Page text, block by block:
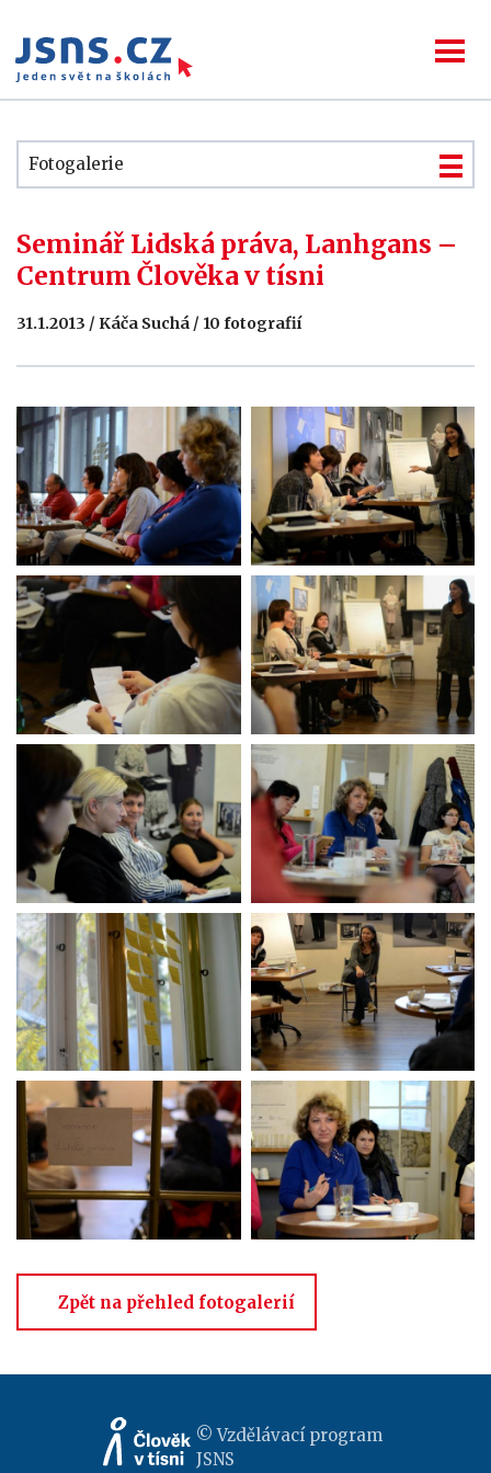
Fotogalerie
Seminář Lidská práva, Lanhgans –
Centrum Člověka v tísni
31.1.2013 / Káča Suchá / 10 fotografií
Zpět na přehled fotogalerií
© Vzdělávací program
JSNS